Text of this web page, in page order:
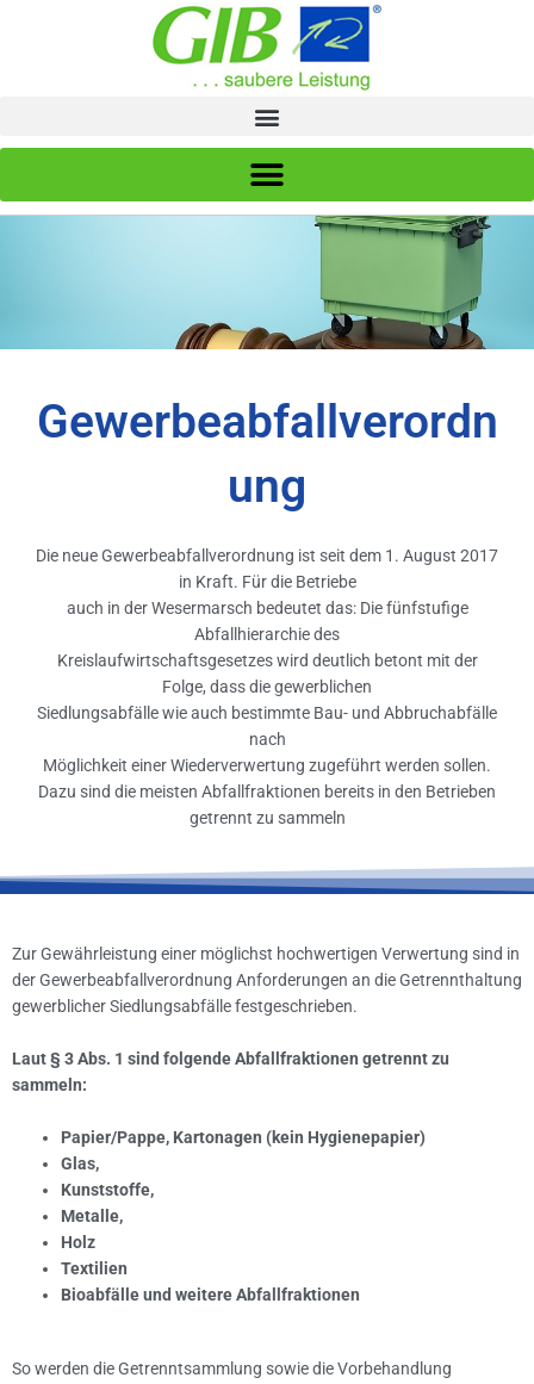
Gewerbeabfallverordn
ung
Die neue Gewerbeabfallverordnung ist seit dem 1. August 2017
in Kraft. Für die Betriebe
auch in der Wesermarsch bedeutet das: Die fünfstufige
Abfallhierarchie des
Kreislaufwirtschaftsgesetzes wird deutlich betont mit der
Folge, dass die gewerblichen
Siedlungsabfälle wie auch bestimmte Bau- und Abbruchabfälle
nach
Möglichkeit einer Wiederverwertung zugeführt werden sollen.
Dazu sind die meisten Abfallfraktionen bereits in den Betrieben
getrennt zu sammeln
Zur Gewährleistung einer möglichst hochwertigen Verwertung sind in
der Gewerbeabfallverordnung Anforderungen an die Getrennthaltung
gewerblicher Siedlungsabfälle festgeschrieben.
Laut § 3 Abs. 1 sind folgende Abfallfraktionen getrennt zu
sammeln:
Papier/Pappe, Kartonagen (kein Hygienepapier)
Glas,
Kunststoffe,
Metalle,
Holz
Textilien
Bioabfälle und weitere Abfallfraktionen
So werden die Getrenntsammlung sowie die Vorbehandlung